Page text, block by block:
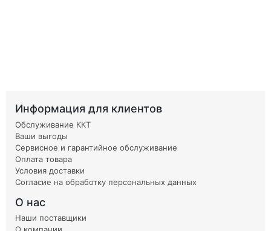
Информация для клиентов
Обслуживание ККТ
Ваши выгоды
Сервисное и гарантийное обслуживание
Оплата товара
Условия доставки
Согласие на обработку персональных данных
О нас
Наши поставщики